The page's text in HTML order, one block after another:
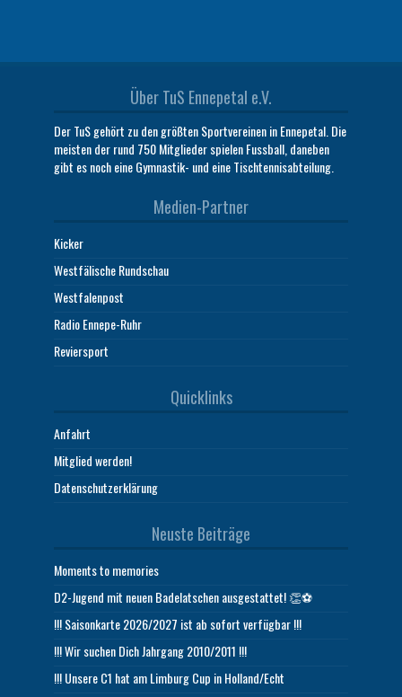
Über TuS Ennepetal e.V.
Der TuS gehört zu den größten Sportvereinen in Ennepetal. Die
meisten der rund 750 Mitglieder spielen Fussball, daneben
gibt es noch eine Gymnastik- und eine Tischtennisabteilung.
Medien-Partner
Kicker
Westfälische Rundschau
Westfalenpost
Radio Ennepe-Ruhr
Reviersport
Quicklinks
Anfahrt
Mitglied werden!
Datenschutzerklärung
Neuste Beiträge
Moments to memories
D2-Jugend mit neuen Badelatschen ausgestattet! 👏⚽
!!! Saisonkarte 2026/2027 ist ab sofort verfügbar !!!
!!! Wir suchen Dich Jahrgang 2010/2011 !!!
!!! Unsere C1 hat am Limburg Cup in Holland/Echt